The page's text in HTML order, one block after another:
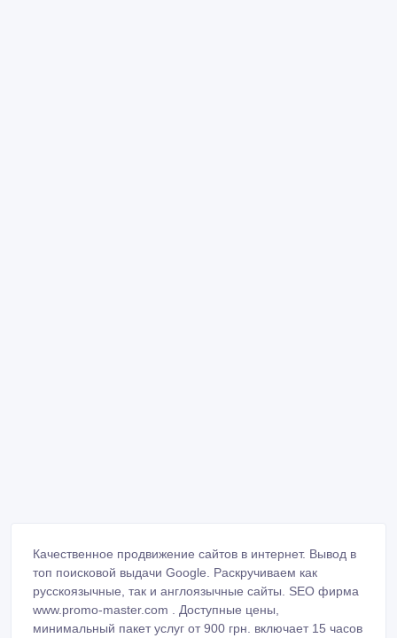
Качественное продвижение сайтов в интернет. Вывод в
топ поисковой выдачи Google. Раскручиваем как
русскоязычные, так и англоязычные сайты. SEO фирма
www.promo-master.com . Доступные цены,
минимальный пакет услуг от 900 грн. включает 15 часов